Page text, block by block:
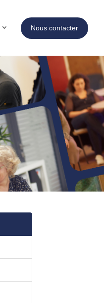
Nous contacter